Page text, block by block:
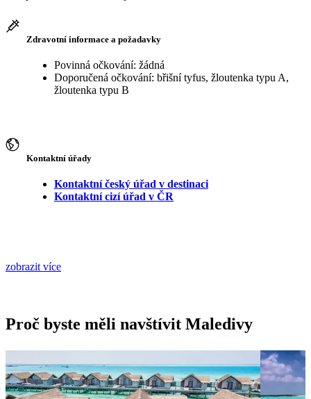
Zdravotní informace a požadavky
Povinná očkování: žádná
Doporučená očkování: břišní tyfus, žloutenka typu A,
žloutenka typu B
Kontaktní úřady
Kontaktní český úřad v destinaci
Kontaktní cizí úřad v ČR
zobrazit více
Proč byste měli navštívit Maledivy